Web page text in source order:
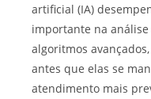
artificial (IA)
importante na
algoritmos
antes que elas se
atendimento mais